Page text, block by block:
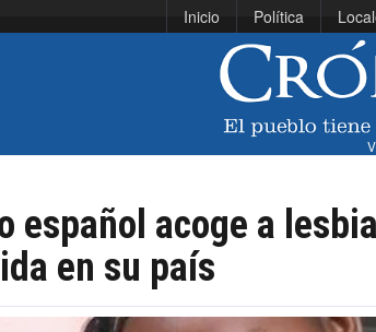
Inicio Política
español acoge a
en su país